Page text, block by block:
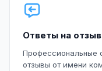
Ответы на
Профессиональные
отзывы от имени